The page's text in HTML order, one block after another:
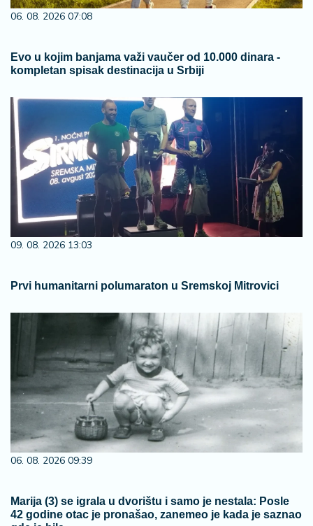
06. 08. 2026 07:08
Evo u kojim banjama važi vaučer od 10.000 dinara -
kompletan spisak destinacija u Srbiji
09. 08. 2026 13:03
Prvi humanitarni polumaraton u Sremskoj Mitrovici
06. 08. 2026 09:39
Marija (3) se igrala u dvorištu i samo je nestala: Posle
42 godine otac je pronašao, zanemeo je kada je saznao